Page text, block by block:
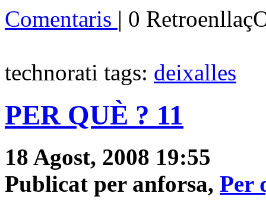
Comentaris | 0
technorati tags: deixalles
PER QUÈ ? 11
18 Agost, 2008 19:55
Publicat per anforsa, Per